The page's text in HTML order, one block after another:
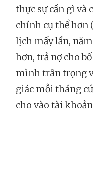
thực sự cần gì và
chính cụ thể hơn
lịch mấy lần,
hơn, trả nợ cho
mình trân trọng
giác mỗi tháng
cho vào tài